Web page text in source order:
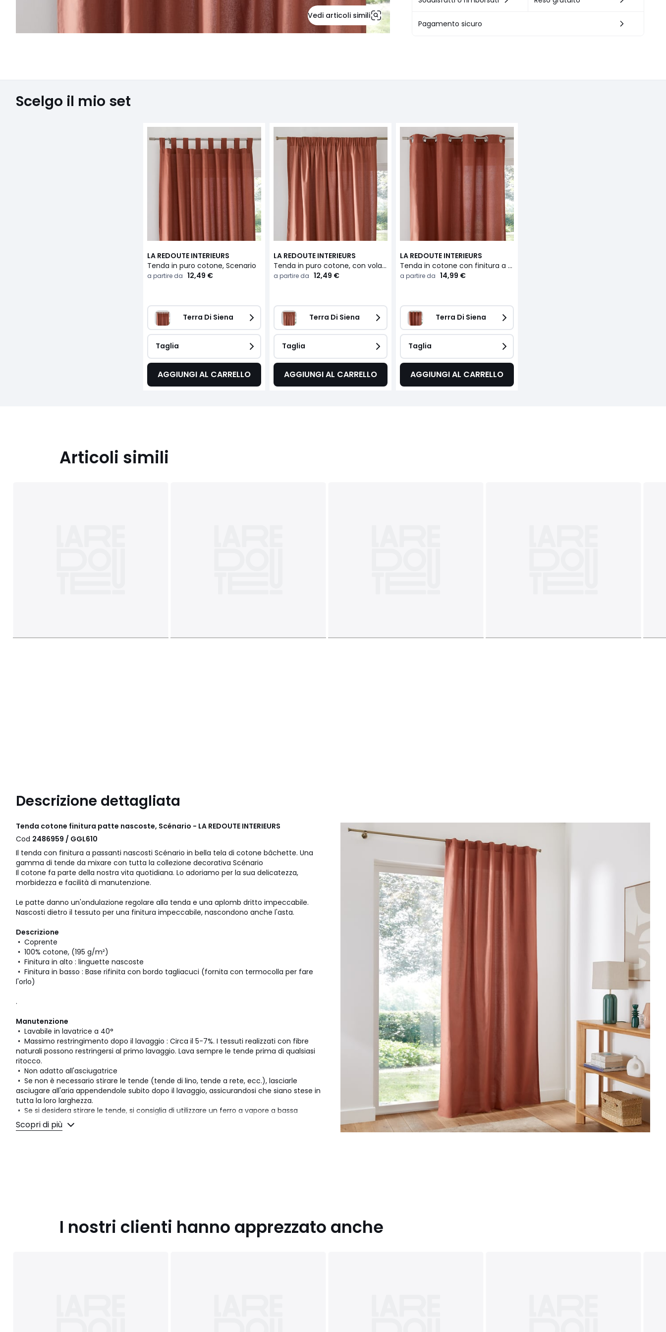
Vedi articoli simili
Pagamento sicuro
Scelgo il mio set
LA REDOUTE INTERIEURS
Tenda in puro cotone, Scenario
a partire da 12,49 €
Terra Di Siena
Taglia
AGGIUNGI AL CARRELLO
LA REDOUTE INTERIEURS
Tenda in puro cotone, con volant e treccia a onde, Scenario
a partire da 12,49 €
Terra Di Siena
Taglia
AGGIUNGI AL CARRELLO
LA REDOUTE INTERIEURS
Tenda in cotone con finitura a occhielli, Scenario
a partire da 14,99 €
Terra Di Siena
Taglia
AGGIUNGI AL CARRELLO
Articoli simili
Descrizione dettagliata
Tenda cotone finitura patte nascoste, Scénario - LA REDOUTE INTERIEURS
Cod 2486959 / GGL610
Il tenda con finitura a passanti nascosti Scénario in bella tela di cotone bâchette. Una
gamma di tende da mixare con tutta la collezione decorativa Scénario
Il cotone fa parte della nostra vita quotidiana. Lo adoriamo per la sua delicatezza,
morbidezza e facilità di manutenzione.
Le patte danno un'ondulazione regolare alla tenda e una aplomb dritto impeccabile.
Nascosti dietro il tessuto per una finitura impeccabile, nascondono anche l'asta.
Descrizione
• Coprente
• 100% cotone, (195 g/m²)
• Finitura in alto : linguette nascoste
• Finitura in basso : Base rifinita con bordo tagliacuci (fornita con termocolla per fare
l'orlo)
.
Manutenzione
• Lavabile in lavatrice a 40°
• Massimo restringimento dopo il lavaggio : Circa il 5-7%. I tessuti realizzati con fibre
naturali possono restringersi al primo lavaggio. Lava sempre le tende prima di qualsiasi
ritocco.
• Non adatto all'asciugatrice
• Se non è necessario stirare le tende (tende di lino, tende a rete, ecc.), lasciarle
asciugare all'aria appendendole subito dopo il lavaggio, assicurandosi che siano stese in
tutta la loro larghezza.
• Se si desidera stirare le tende, si consiglia di utilizzare un ferro a vapore a bassa
temperatura o una stiratrice.
Scopri di più
I nostri clienti hanno apprezzato anche